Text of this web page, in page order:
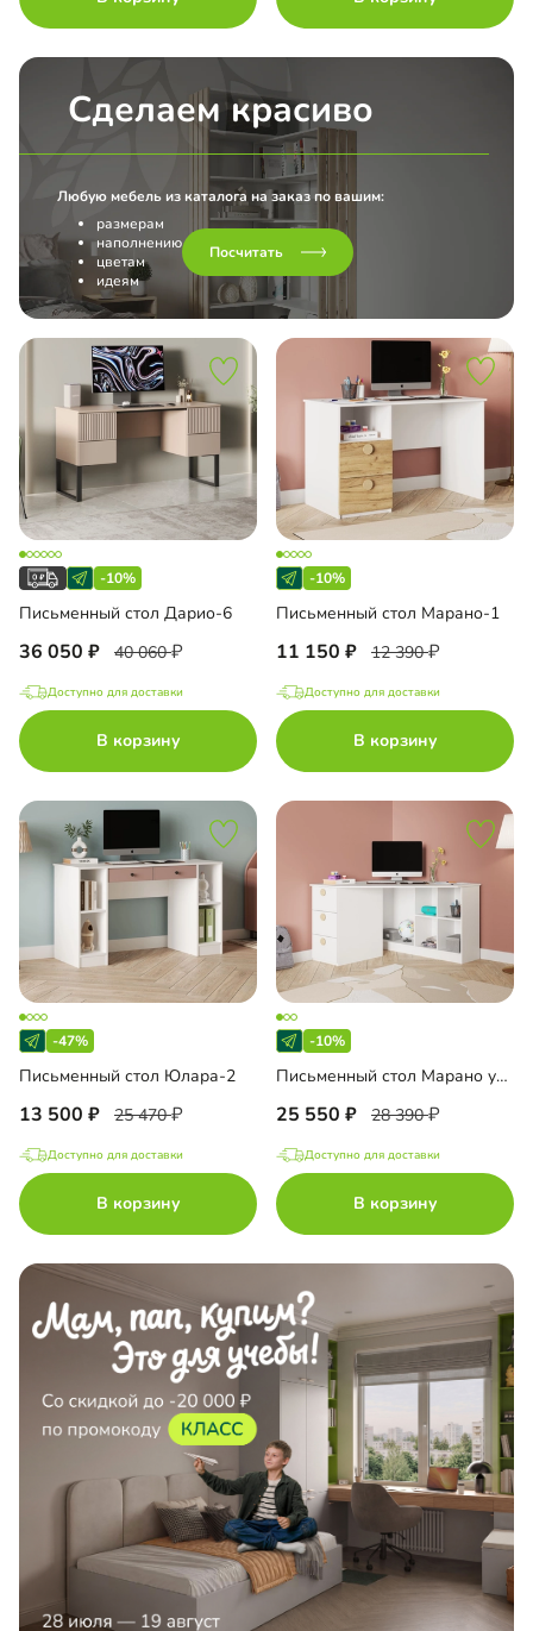
Сделаем красиво
Любую мебель из каталога на заказ по вашим:
размерам
наполнению
цветам
идеям
Посчитать
-10%
Письменный стол Дарио-6
36 050 40 060
Доступно для доставки
В корзину
-10%
Письменный стол Марано-1
11 150 12 390
Доступно для доставки
В корзину
-47%
Письменный стол Юлара-2
13 500 25 470
Доступно для доставки
В корзину
-10%
Письменный стол Марано угловой
25 550 28 390
Доступно для доставки
В корзину